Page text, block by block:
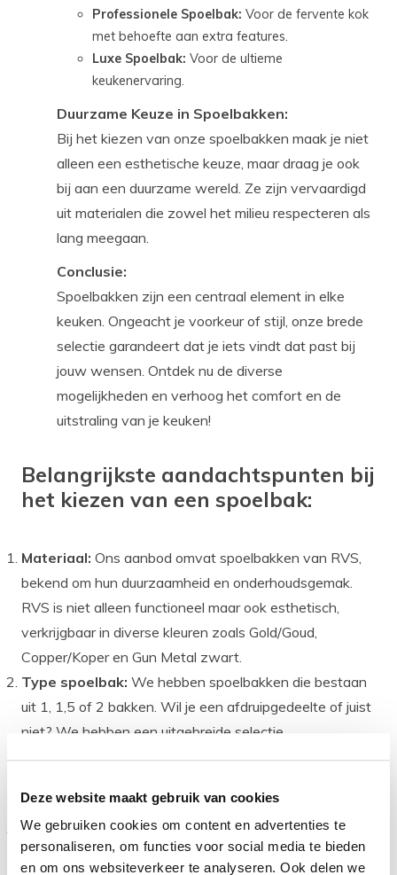
Deze website maakt gebruik van cookies
We gebruiken cookies om content en advertenties te
personaliseren, om functies voor social media te bieden
en om ons websiteverkeer te analyseren. Ook delen we
Professionele Spoelbak: Voor de fervente kok
met behoefte aan extra features.
Luxe Spoelbak: Voor de ultieme
keukenervaring.
Duurzame Keuze in Spoelbakken:
Bij het kiezen van onze spoelbakken maak je niet
alleen een esthetische keuze, maar draag je ook
bij aan een duurzame wereld. Ze zijn vervaardigd
uit materialen die zowel het milieu respecteren als
lang meegaan.
Conclusie:
Spoelbakken zijn een centraal element in elke
keuken. Ongeacht je voorkeur of stijl, onze brede
selectie garandeert dat je iets vindt dat past bij
jouw wensen. Ontdek nu de diverse
mogelijkheden en verhoog het comfort en de
uitstraling van je keuken!
Belangrijkste aandachtspunten bij
het kiezen van een spoelbak:
Materiaal: Ons aanbod omvat spoelbakken van RVS,
bekend om hun duurzaamheid en onderhoudsgemak.
RVS is niet alleen functioneel maar ook esthetisch,
verkrijgbaar in diverse kleuren zoals Gold/Goud,
Copper/Koper en Gun Metal zwart.
Type spoelbak: We hebben spoelbakken die bestaan
uit 1, 1,5 of 2 bakken. Wil je een afdruipgedeelte of juist
niet? We hebben een uitgebreide selectie.
Montage:Of je nu een opbouwspoelbak, onderbouw of
diverse montageopties.
Minimale kastmaat:Let op de kastmaat om er zeker
van te zijn dat je spoelbak past. We hebben rekening